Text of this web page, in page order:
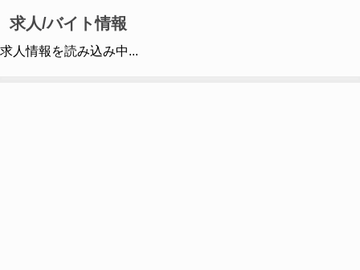
求人/バイト情報
求人情報を読み込み中...